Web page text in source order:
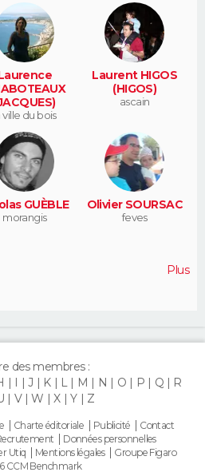
ville du bois
Laurent HIGOS
(HIGOS)
ascain
GUÈBLE
morangis
Olivier SOURSAC
feves
Plus
des membres :
I J K L M N O P Q
R
V W X Y Z
Charte éditoriale Publicité
Contact
Données personnelles
Utiq Mentions légales
Groupe Figaro
CCM Benchmark